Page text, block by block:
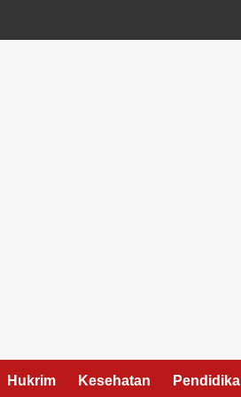
Hukrim Kesehatan